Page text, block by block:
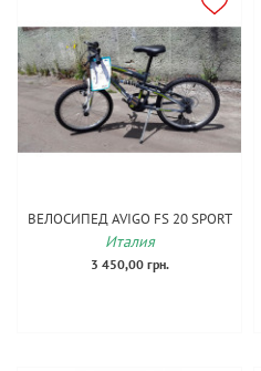
ВЕЛОСИПЕД AVIGO FS 20 SPORT
Италия
3 450,00 грн.